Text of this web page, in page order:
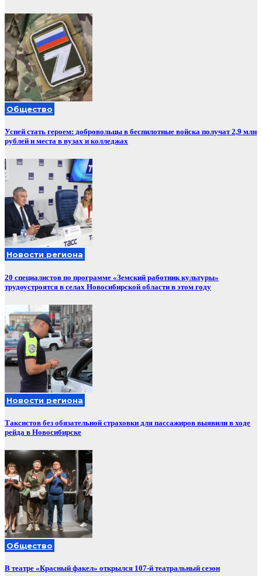
Общество
Успей стать героем: добровольцы в беспилотные войска получат 2,9 млн
рублей и места в вузах и колледжах
Новости региона
20 специалистов по программе «Земский работник культуры»
трудоустроятся в селах Новосибирской области в этом году
Новости региона
Таксистов без обязательной страховки для пассажиров выявили в ходе
рейда в Новосибирске
Общество
В театре «Красный факел» открылся 107-й театральный сезон